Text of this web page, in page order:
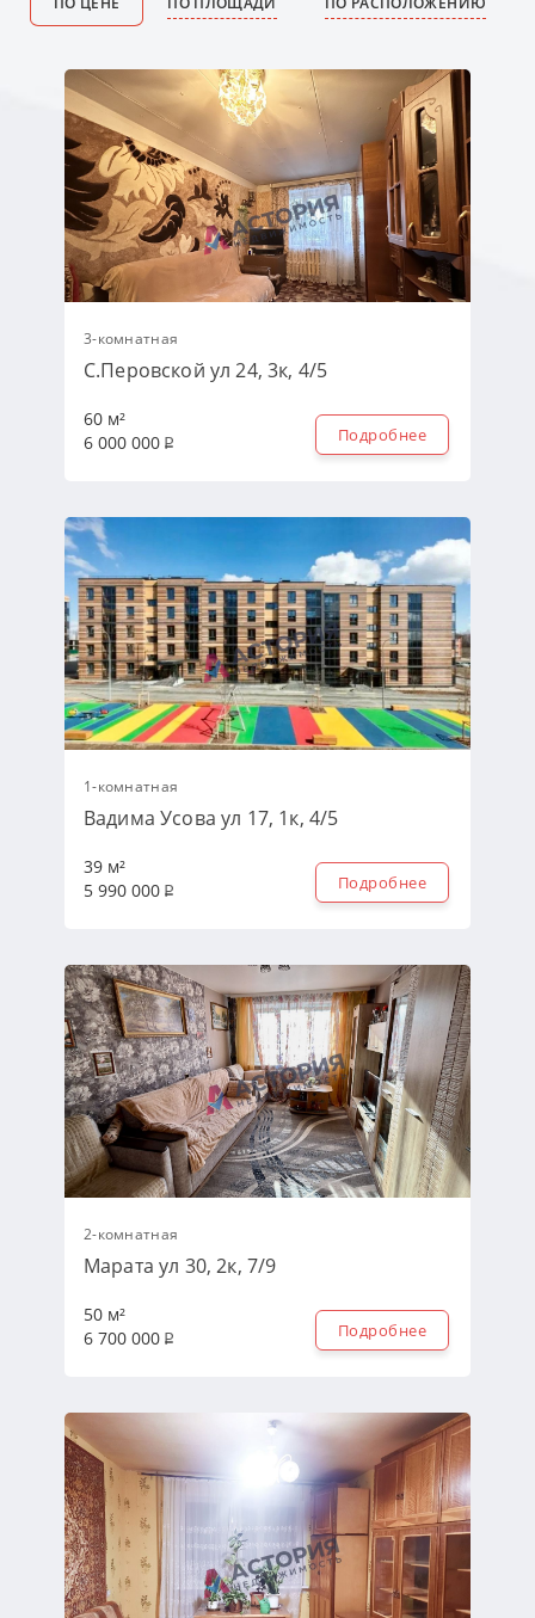
3-комнатная
С.Перовской ул 24, 3к, 4/5
60 м²
6 000 000
Подробнее
1-комнатная
Вадима Усова ул 17, 1к, 4/5
39 м²
5 990 000
Подробнее
2-комнатная
Марата ул 30, 2к, 7/9
50 м²
6 700 000
Подробнее